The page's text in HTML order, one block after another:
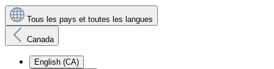
Tous les pays et toutes les langues
Canada
English (CA)